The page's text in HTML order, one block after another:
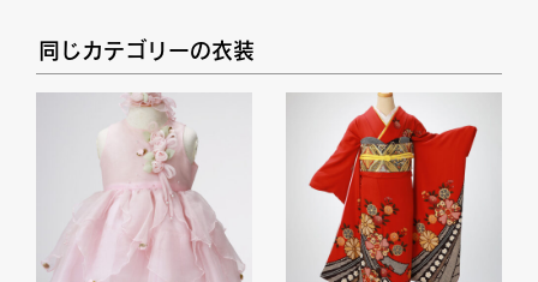
同じカテゴリーの衣装